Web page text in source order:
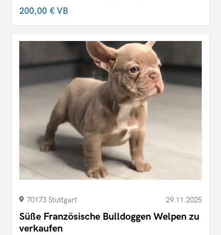
200,00 €VB
70173 Stuttgart 29.11.2025
Süße Französische Bulldoggen Welpen zu
verkaufen